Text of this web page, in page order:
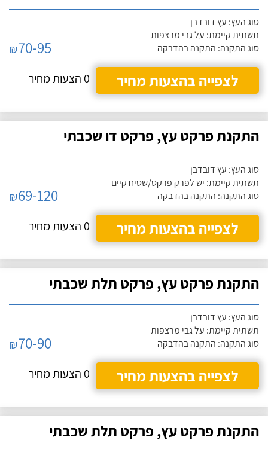
סוג העץ: עץ דובדבן
תשתית קיימת: על גבי מרצפות
סוג התקנה: התקנה בהדבקה
₪70-95
לצפייה בהצעות מחיר
0 הצעות מחיר
התקנת פרקט עץ, פרקט דו שכבתי
סוג העץ: עץ דובדבן
תשתית קיימת: יש לפרק פרקט/שטיח קיים
סוג התקנה: התקנה בהדבקה
₪69-120
לצפייה בהצעות מחיר
0 הצעות מחיר
התקנת פרקט עץ, פרקט תלת שכבתי
סוג העץ: עץ דובדבן
תשתית קיימת: על גבי מרצפות
סוג התקנה: התקנה בהדבקה
₪70-90
לצפייה בהצעות מחיר
0 הצעות מחיר
התקנת פרקט עץ, פרקט תלת שכבתי